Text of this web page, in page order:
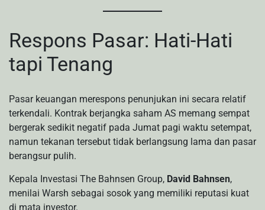
Respons Pasar: Hati-Hati
tapi Tenang
Pasar keuangan merespons penunjukan ini secara relatif
terkendali. Kontrak berjangka saham AS memang sempat
bergerak sedikit negatif pada Jumat pagi waktu setempat,
namun tekanan tersebut tidak berlangsung lama dan pasar
berangsur pulih.
Kepala Investasi The Bahnsen Group, David Bahnsen,
menilai Warsh sebagai sosok yang memiliki reputasi kuat
di mata investor.